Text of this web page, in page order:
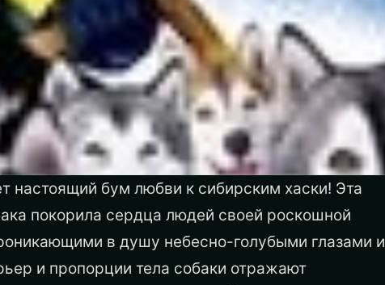
настоящий бум любви к сибирским хаски! Эта
покорила сердца людей своей роскошной
в душу небесно-голубыми глазами и
и пропорции тела собаки отражают